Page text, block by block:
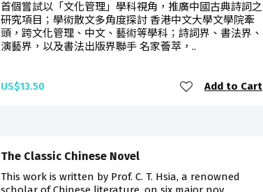
首個嘗試以「文化管理」學科視角，推廣中國古典詩詞之
研究項目；學術散文多角度探討 香港中文大學文學院牽
頭，跨文化管理、中文、藝術等學科；詩詞界、書法界、
演藝界，以及書法出版界聯手 名家薈萃，..
US$13.50 Add to Cart
The Classic Chinese Novel
This work is written by Prof. C. T. Hsia, a renowned